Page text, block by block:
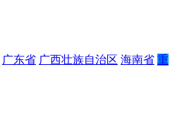
广东省 广西壮族自治区 海南省 重